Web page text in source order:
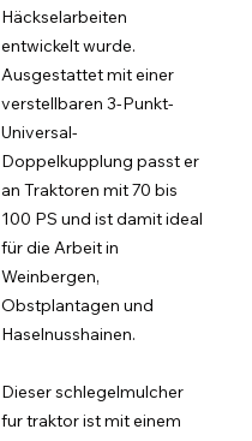
Häckselarbeiten
entwickelt wurde.
Ausgestattet mit einer
verstellbaren 3-Punkt-
Universal-
Doppelkupplung passt er
an Traktoren mit 70 bis
100 PS und ist damit ideal
für die Arbeit in
Weinbergen,
Obstplantagen und
Haselnusshainen.
Dieser schlegelmulcher
fur traktor ist mit einem